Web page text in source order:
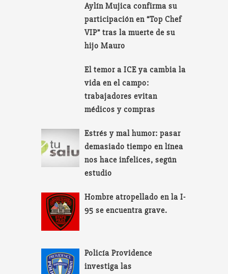
Aylín Mujica confirma su
participación en “Top Chef
VIP” tras la muerte de su
hijo Mauro
El temor a ICE ya cambia la
vida en el campo:
trabajadores evitan
médicos y compras
Estrés y mal humor: pasar
demasiado tiempo en línea
nos hace infelices, según
estudio
Hombre atropellado en la I-
95 se encuentra grave.
Policía Providence
investiga las